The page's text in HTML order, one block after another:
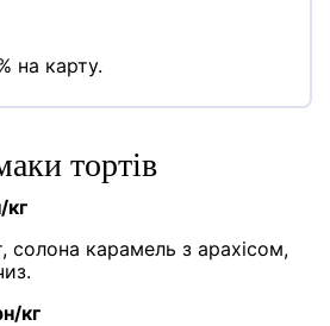
на карту.
тортів
кг
солона карамель з арахісом,
кг